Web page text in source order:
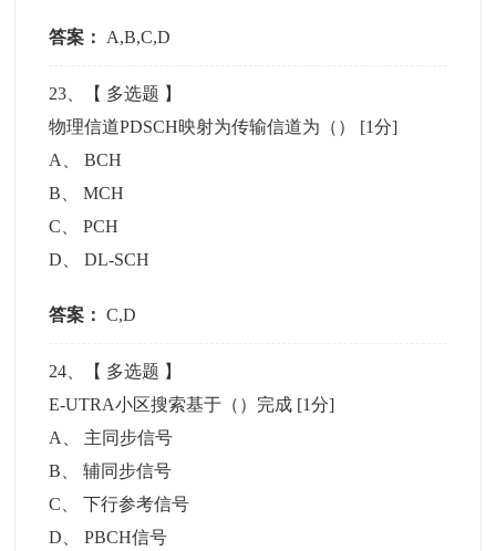
答案： A,B,C,D
23 、【 多选题 】
物理信道PDSCH映射为传输信道为（） [1分]
A
、BCH
B 、MCH
C 、PCH
D 、DL-SCH
答案： C,D
24 、【 多选题 】
E-UTRA小区搜索基于（）完成 [1分]
A
主同步信号
B 、辅同步信号
C 、下行参考信号
D 、PBCH信号